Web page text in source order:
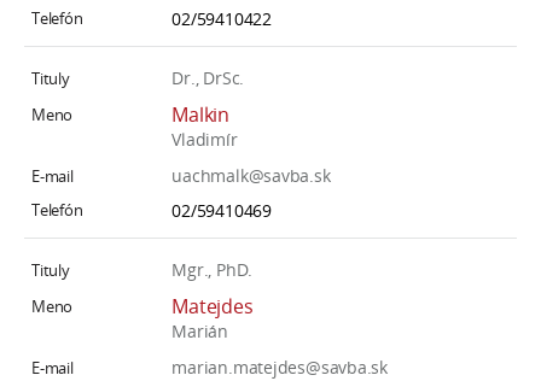
02/59410422
Dr., DrSc.
Malkin
Vladimír
uachmalk@savba.sk
02/59410469
Mgr., PhD.
Matejdes
Marián
marian.matejdes@savba.sk